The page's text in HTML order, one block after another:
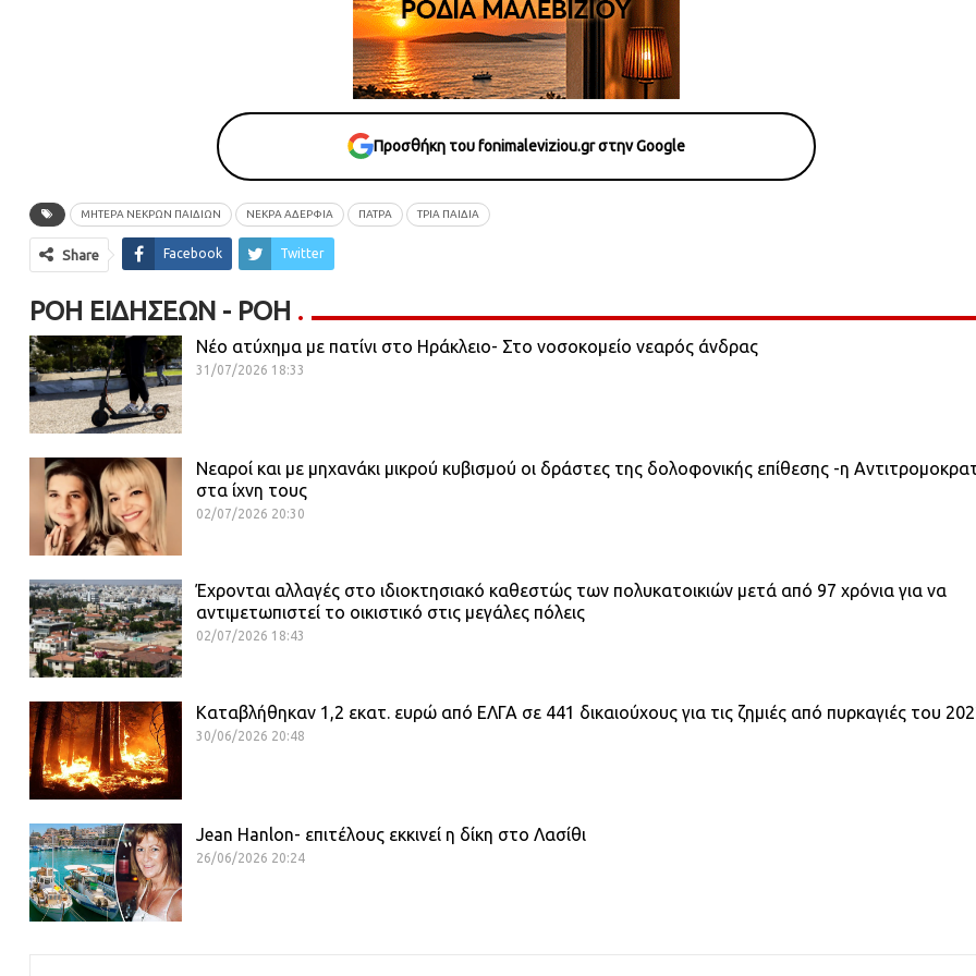
Προσθήκη του fonimaleviziou.gr στην Google
ΜΗΤΕΡΑ ΝΕΚΡΩΝ ΠΑΙΔΙΩΝ ΝΕΚΡΑ ΑΔΕΡΦΙΑ ΠΑΤΡΑ ΤΡΙΑ ΠΑΙΔΙΑ
Share Facebook Twitter
ΡΟΉ ΕΙΔΉΣΕΩΝ - ΡΟΗ
Νέο ατύχημα με πατίνι στο Ηράκλειο- Στο νοσοκομείο νεαρός άνδρας
31/07/2026 18:33
Νεαροί και με μηχανάκι μικρού κυβισμού οι δράστες της δολοφονικής επίθεσης -η
στα ίχνη τους
02/07/2026 20:30
Έχρονται αλλαγές στο ιδιοκτησιακό καθεστώς των πολυκατοικιών μετά από 97 χρόνια για να
αντιμετωπιστεί το οικιστικό στις μεγάλες πόλεις
02/07/2026 18:43
Καταβλήθηκαν 1,2 εκατ. ευρώ από ΕΛΓΑ σε 441 δικαιούχους για τις ζημιές από πυρκαγιές του
30/06/2026 20:48
Jean Hanlon- επιτέλους εκκινεί η δίκη στο Λασίθι
26/06/2026 20:24